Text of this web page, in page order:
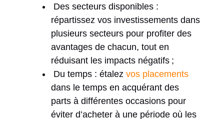
Des secteurs disponibles :
répartissez vos investissements dans
plusieurs secteurs pour profiter des
avantages de chacun, tout en
réduisant les impacts négatifs ;
Du temps : étalez vos placements
dans le temps en acquérant des
parts à différentes occasions pour
éviter d’acheter à une période où les